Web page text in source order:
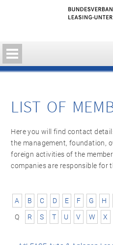
LIST OF
Here you will find contact
the management, foundation,
foreign activities of the
companies are responsible for
A B C D E F G H
Q R S T U V W X